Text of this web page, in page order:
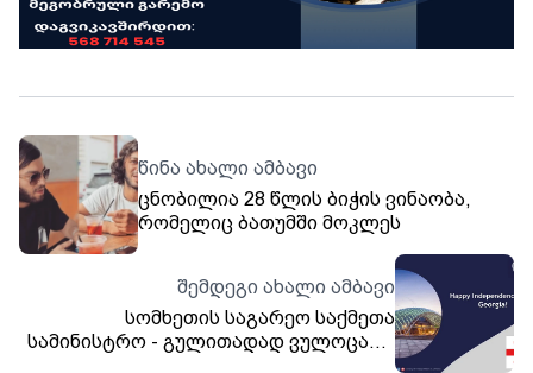
წინა ახალი ამბავი
ცნობილია 28 წლის ბიჭის ვინაობა,
რომელიც ბათუმში მოკლეს
შემდეგი ახალი ამბავი
სომხეთის საგარეო საქმეთა
სამინისტრო - გულითადად ვულოცავთ